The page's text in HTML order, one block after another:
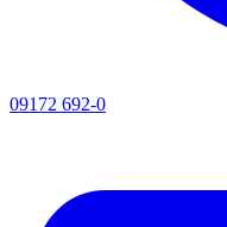
09172 692-0